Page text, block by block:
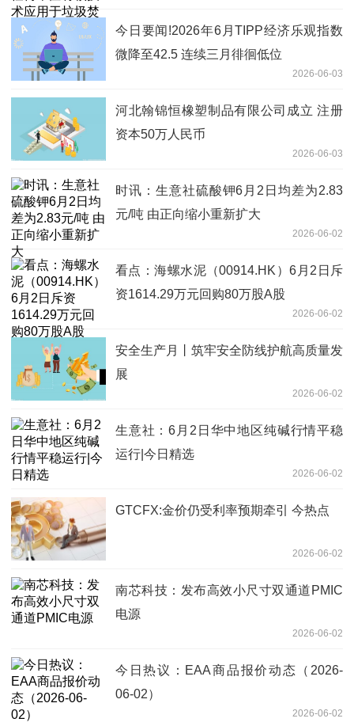
今日要闻!2026年6月TIPP经济乐观指数
微降至42.5 连续三月徘徊低位
2026-06-03
河北翰锦恒橡塑制品有限公司成立 注册
资本50万人民币
2026-06-03
时讯：生意社硫酸钾6月2日均差为2.83
元/吨 由正向缩小重新扩大
2026-06-02
看点：海螺水泥（00914.HK）6月2日斥
资1614.29万元回购80万股A股
2026-06-02
安全生产月丨筑牢安全防线护航高质量发
展
2026-06-02
生意社：6月2日华中地区纯碱行情平稳
运行|今日精选
2026-06-02
GTCFX:金价仍受利率预期牵引 今热点
2026-06-02
南芯科技：发布高效小尺寸双通道PMIC
电源
2026-06-02
今日热议：EAA商品报价动态（2026-
06-02）
2026-06-02